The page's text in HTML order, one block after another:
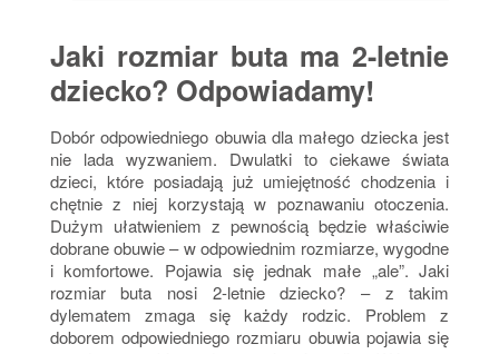
Jaki rozmiar buta ma 2-letnie
dziecko? Odpowiadamy!
Dobór odpowiedniego obuwia dla małego dziecka jest
nie lada wyzwaniem. Dwulatki to ciekawe świata
dzieci, które posiadają już umiejętność chodzenia i
chętnie z niej korzystają w poznawaniu otoczenia.
Dużym ułatwieniem z pewnością będzie właściwie
dobrane obuwie – w odpowiednim rozmiarze, wygodne
i komfortowe. Pojawia się jednak małe „ale”. Jaki
rozmiar buta nosi 2-letnie dziecko? – z takim
dylematem zmaga się każdy rodzic. Problem z
doborem odpowiedniego rozmiaru obuwia pojawia się